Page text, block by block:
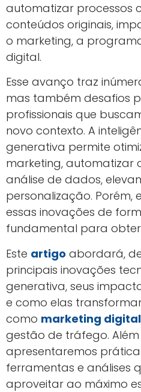
automatizar processos
conteúdos originais,
o marketing, a
digital.
Esse avanço traz
mas também desafios
profissionais que
novo contexto. A
generativa permite
marketing, automatizar
análise de dados,
personalização.
essas inovações de
fundamental para
Este artigo abordará,
principais inovações
generativa, seus
e como elas
como marketing digital
gestão de tráfego. Além
apresentaremos
ferramentas e análises
aproveitar ao máximo